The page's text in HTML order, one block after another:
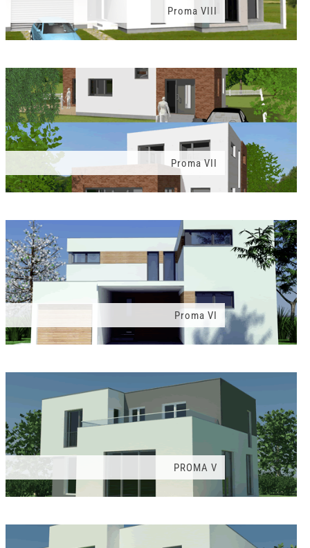
Proma VIII
Proma VII
Proma VI
PROMA V